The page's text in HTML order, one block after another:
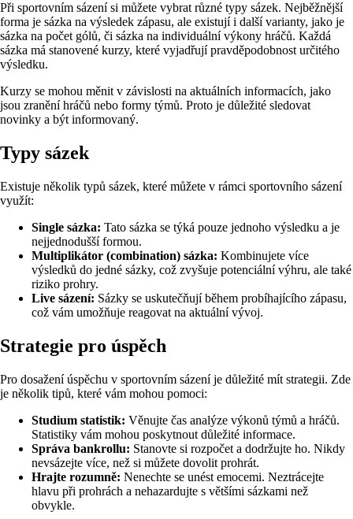
Při sportovním sázení si můžete vybrat různé typy sázek. Nejběžnější
forma je sázka na výsledek zápasu, ale existují i další varianty, jako je
sázka na počet gólů, či sázka na individuální výkony hráčů. Každá
sázka má stanovené kurzy, které vyjadřují pravděpodobnost určitého
výsledku.
Kurzy se mohou měnit v závislosti na aktuálních informacích, jako
jsou zranění hráčů nebo formy týmů. Proto je důležité sledovat
novinky a být informovaný.
Typy sázek
Existuje několik typů sázek, které můžete v rámci sportovního sázení
využít:
Single sázka: Tato sázka se týká pouze jednoho výsledku a je
nejjednodušší formou.
Multiplikátor (combination) sázka: Kombinujete více
výsledků do jedné sázky, což zvyšuje potenciální výhru, ale také
riziko prohry.
Live sázení: Sázky se uskutečňují během probíhajícího zápasu,
což vám umožňuje reagovat na aktuální vývoj.
Strategie pro úspěch
Pro dosažení úspěchu v sportovním sázení je důležité mít strategii. Zde
je několik tipů, které vám mohou pomoci:
Studium statistik: Věnujte čas analýze výkonů týmů a hráčů.
Statistiky vám mohou poskytnout důležité informace.
Správa bankrollu: Stanovte si rozpočet a dodržujte ho. Nikdy
nevsázejte více, než si můžete dovolit prohrát.
Hrajte rozumně: Nenechte se unést emocemi. Neztrácejte
hlavu při prohrách a nehazardujte s většími sázkami než
obvykle.